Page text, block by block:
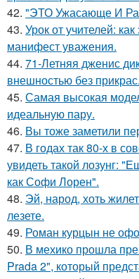
42. "ЭТО Ужасающе И
43. Урок от учителей:
манифест уважения.
44. 71-Летняя дженис
внешностью без прикрас.
45. Самая высокая
идеальную пару.
46. Вы тоже заметили
47. В годах так 80-х в
увидеть такой лозунг:
как Софи Лорен".
48. Эй, народ, хоть
лезете.
49. Роман курцын не
50. В мехико прошла
Prada 2", который